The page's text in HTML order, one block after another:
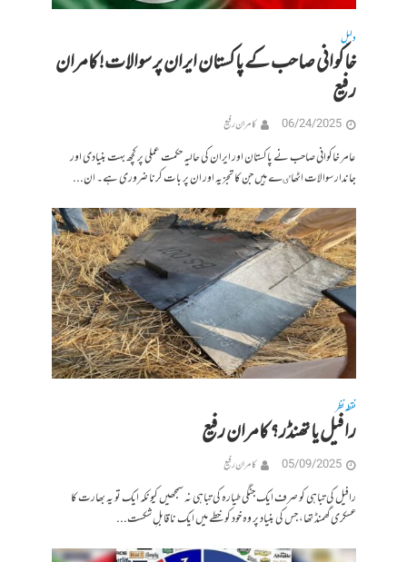
دلیل
خاکوانی صاحب کے پاکستان ایران پر سوالات! کامران
رفیع
06/24/2025 کامران رفیع
عامر خاکوانی صاحب نے پاکستان اور ایران کی حالیہ حکمت عملی پر کچھ بہت بنیادی اور
جاندار سوالات اٹھاٸے ہیں جن کا تجزیہ اور ان پر بات کرنا ضروری ہے۔ ان...
نقطہ نظر
رافیل یا تھنڈر؟ کامران رفیع
05/09/2025 کامران رفیع
رافیل کی تباہی کو صرف ایک جنگی طیارہ کی تباہی نہ سمجھیں کیونکہ ایک تو یہ بھارت کا
عسکری گھمنڈ تھا، جس کی بنیاد پر وہ خود کو خطے میں ایک ناقابلِ شکست...